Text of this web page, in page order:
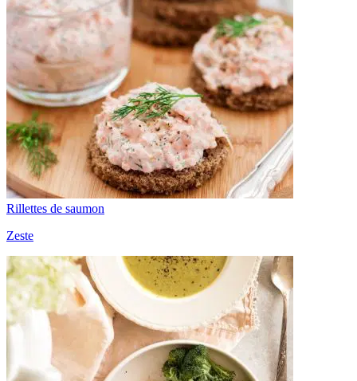
Rillettes de saumon
Zeste